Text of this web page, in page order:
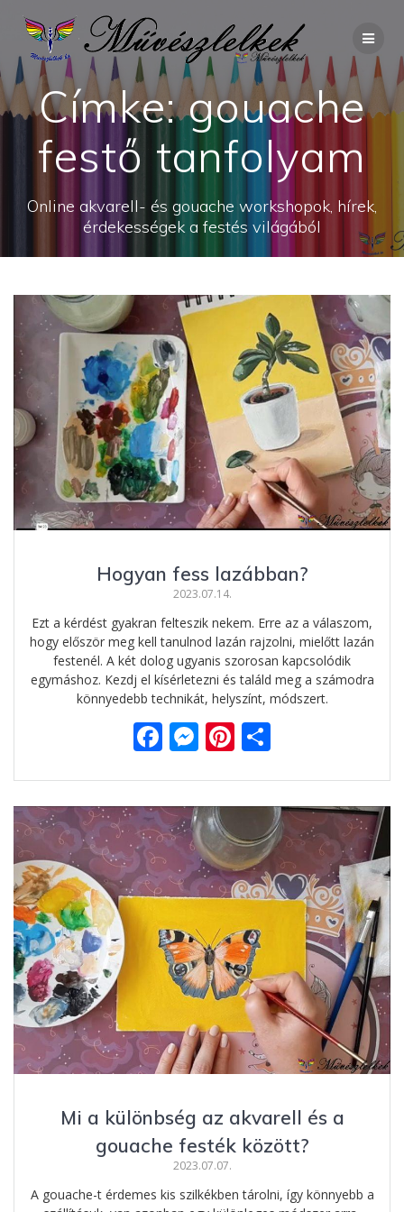
content
Címke:gouache
festő tanfolyam
Online akvarell- és gouache workshopok, hírek,
érdekességek a festés világából
Hogyan fess lazábban?
2023.07.14.
Ezt a kérdést gyakran felteszik nekem. Erre az a válaszom,
hogy először meg kell tanulnod lazán rajzolni, mielőtt lazán
festenél. A két dolog ugyanis szorosan kapcsolódik
egymáshoz. Kezdj el kísérletezni és találd meg a számodra
könnyedebb technikát, helyszínt, módszert.
F
e
b
o
o
k
M
ss
e
n
g
er
Pi
er
st
za
m
e
g
Mi a különbség az akvarell és a
gouache festék között?
2023.07.07.
A gouache-t érdemes kis szilkékben tárolni, így könnyebb a